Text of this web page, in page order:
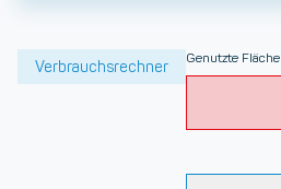
Verbrauchsrechner Genutzte Fläche